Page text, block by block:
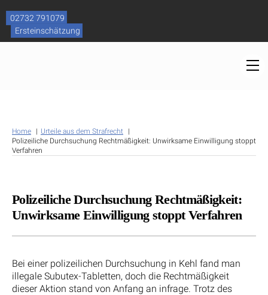
content
02732 791079
Ersteinschätzung
Home
Urteile aus dem Strafrecht
Polizeiliche Durchsuchung Rechtmäßigkeit: Unwirksame Einwilligung stoppt
Verfahren
Polizeiliche Durchsuchung Rechtmäßigkeit:
Unwirksame Einwilligung stoppt Verfahren
Bei einer polizeilichen Durchsuchung in Kehl fand man
illegale Subutex-Tabletten, doch die Rechtmäßigkeit
dieser Aktion stand von Anfang an infrage. Trotz des